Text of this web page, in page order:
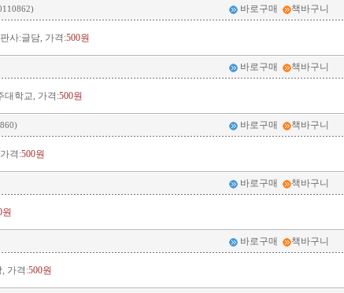
바로구매 책바구니
사:글담, 가격:500원
바로구매 책바구니
대학교, 가격:500원
바로구매 책바구니
격:500원
바로구매 책바구니
원
바로구매 책바구니
가격:500원